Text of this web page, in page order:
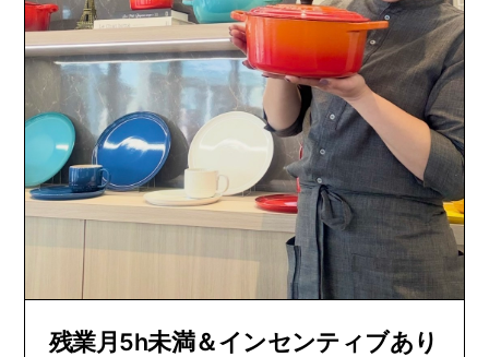
残業月5h未満＆インセンティブあり